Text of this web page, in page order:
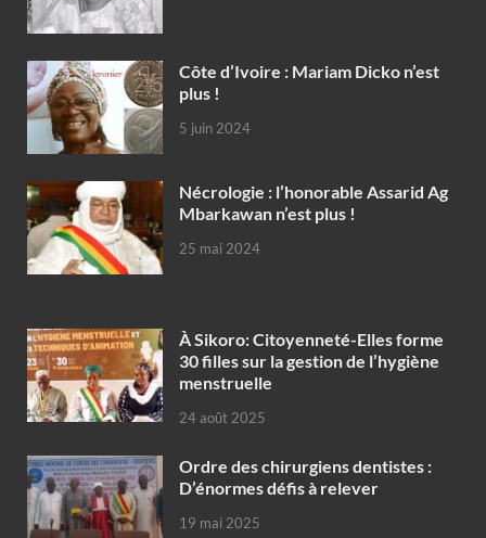
Côte d’Ivoire : Mariam Dicko n’est
plus !
5 juin 2024
Nécrologie : l’honorable Assarid Ag
Mbarkawan n’est plus !
25 mai 2024
À Sikoro: Citoyenneté-Elles forme
30 filles sur la gestion de l’hygiène
menstruelle
24 août 2025
Ordre des chirurgiens dentistes :
D’énormes défis à relever
19 mai 2025